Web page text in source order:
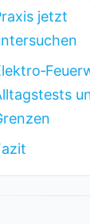
jetzt